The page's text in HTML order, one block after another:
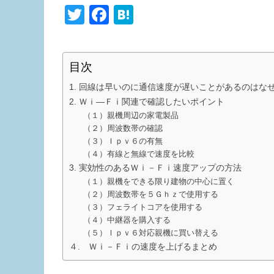
T
tt
er
F
c
b
o
o
k
e
a
目次
1. 回線は早いのに通信速度が遅いことがあるのはな
2. Ｗｉ―Ｆｉ関連で確認したいポイント
（１）親機周辺の家電製品
（２）周波数帯の確認
（３）Ｉｐｖ６の有無
（４）有線と無線で速度を比較
3. 実効性のあるＷｉ－Ｆｉ速度アップの方法
（１）親機をできる限り建物の中心に置く
（２）周波数帯を５Ｇｈｚで使用する
（３）フェライトコアを使用する
（４）中継器を購入する
（５）Ｉｐｖ６対応親機に買い替える
４. Ｗｉ－Ｆｉの速度を上げるまとめ